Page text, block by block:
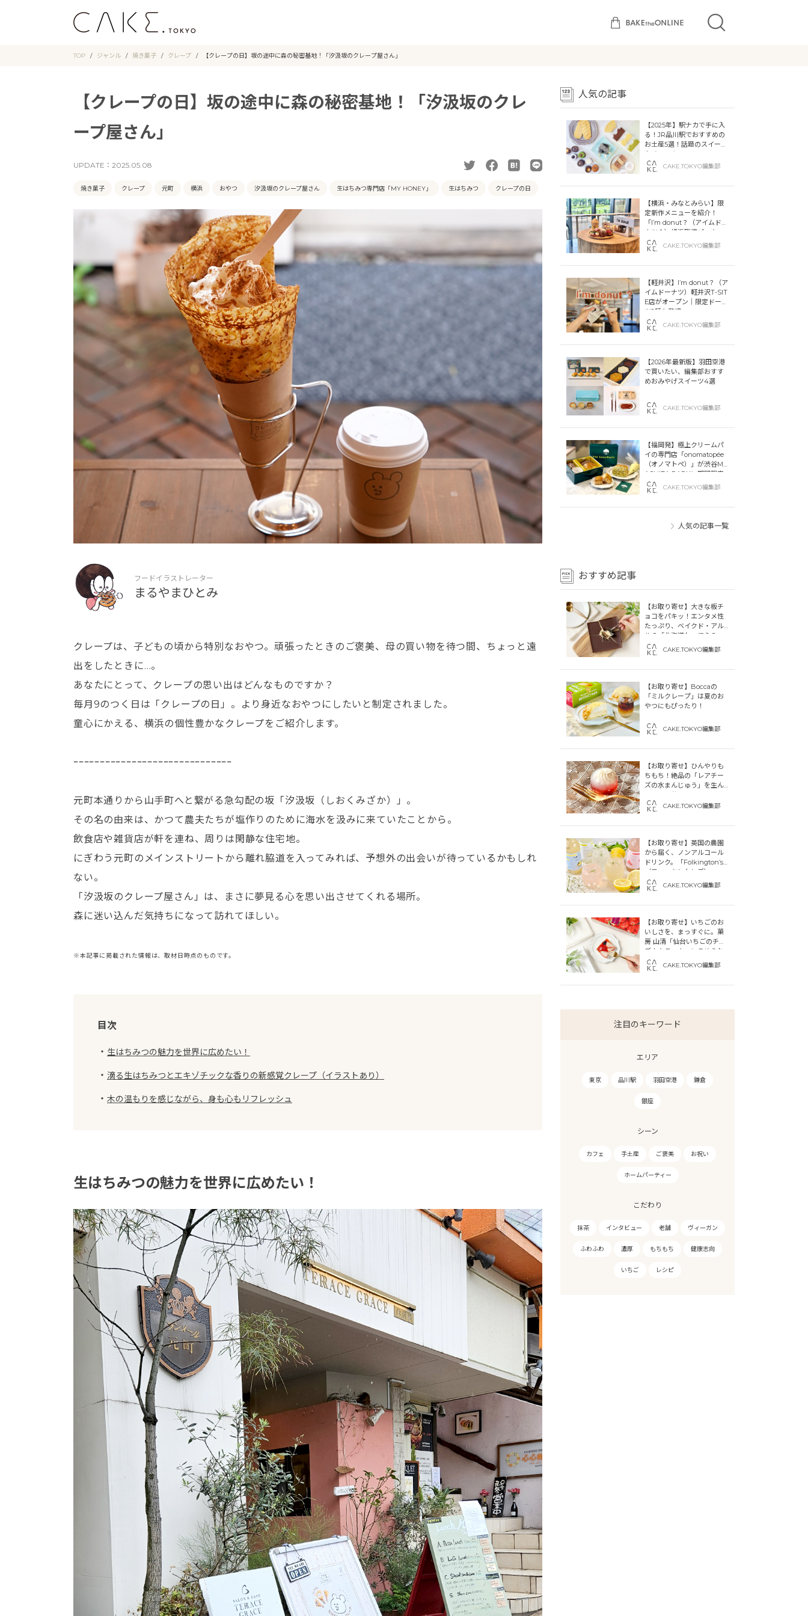
TOP ジャンル 焼き菓子 クレープ 【クレープの日】坂の途中に森の秘密基地！「汐汲坂のクレープ屋さん」
【クレープの日】坂の途中に森の秘密基地！「汐汲坂のクレ
ープ屋さん」
UPDATE： 2025.05.08
焼き菓子 クレープ 元町 横浜 おやつ 汐汲坂のクレープ屋さん 生はちみつ専門店「MY HONEY」 生はちみつ クレープの日
フードイラストレーター
まるやまひとみ
クレープは、子どもの頃から特別なおやつ。頑張ったときのご褒美、母の買い物を待つ間、ちょっと遠
出をしたときに…。
あなたにとって、クレープの思い出はどんなものですか？
毎月9のつく日は「クレープの日」。より身近なおやつにしたいと制定されました。
童心にかえる、横浜の個性豊かなクレープをご紹介します。
ｰｰｰｰｰｰｰｰｰｰｰｰｰｰｰｰｰｰｰｰｰｰｰｰｰｰｰｰｰｰ
元町本通りから山手町へと繋がる急勾配の坂「汐汲坂（しおくみざか）」。
その名の由来は、かつて農夫たちが塩作りのために海水を汲みに来ていたことから。
飲食店や雑貨店が軒を連ね、周りは閑静な住宅地。
にぎわう元町のメインストリートから離れ脇道を入ってみれば、予想外の出会いが待っているかもしれ
ない。
「汐汲坂のクレープ屋さん」は、まさに夢見る心を思い出させてくれる場所。
森に迷い込んだ気持ちになって訪れてほしい。
※本記事に掲載された情報は、取材日時点のものです。
目次
・ 生はちみつの魅力を世界に広めたい！
・ 滴る生はちみつとエキゾチックな香りの新感覚クレープ（イラストあり）
・ 木の温もりを感じながら、身も心もリフレッシュ
生はちみつの魅力を世界に広めたい！
人気の記事
【2025年】駅ナカで手に入
る！JR品川駅でおすすめの
お土産5選！話題のスイーツ
をチェック
CAKE.TOKYO編集部
【横浜・みなとみらい】限
定新作メニューを紹介！
「I’m donut？（アイムドー
ナツ？）横浜臨港パーク」
「dacō（ダコー）横浜臨港
パーク」横浜ティンバーワ
CAKE.TOKYO編集部
【軽井沢】I’m donut？（ア
イムドーナツ）軽井沢T-SIT
E店がオープン｜限定ドーナ
ツ2種も登場
CAKE.TOKYO編集部
【2026年最新版】羽田空港
で買いたい、編集部おすす
めおみやげスイーツ4選
CAKE.TOKYO編集部
【福岡発】極上クリームパ
イの専門店「onomatopée
（オノマトペ）」が渋谷MIY
ASHITA PARKに期間限定
オープン！CAKE.TOKYO編集部
人気の記事一覧
おすすめ記事
【お取り寄せ】大きな板チ
ョコをパキッ！エンタメ性
たっぷり、ベイクド・アル
ルの「北海道わってらみ
す」
CAKE.TOKYO編集部
【お取り寄せ】Boccaの
「ミルクレープ」は夏のお
やつにもぴったり！
CAKE.TOKYO編集部
【お取り寄せ】ひんやりも
ちもち！絶品の「レアチー
ズの水まんじゅう」を生ん
だ「中津菓子かねい」のス
トーリーCAKE.TOKYO編集部
【お取り寄せ】英国の農園
から届く、ノンアルコール
ドリンク。「Folkington’s
（フォーキントンズ）」
CAKE.TOKYO編集部
【お取り寄せ】いちごのお
いしさを、まっすぐに。菓
房 山清「仙台いちごのチー
ズカタラーナ」にこめられ
た宮城への想い
CAKE.TOKYO編集部
注目のキーワード
エリア
東京 品川駅 羽田空港 鎌倉
銀座
シーン
カフェ 手土産 ご褒美 お祝い
ホームパーティー
こだわり
抹茶 インタビュー 老舗 ヴィーガン
ふわふわ 濃厚 もちもち 健康志向
いちご レシピ